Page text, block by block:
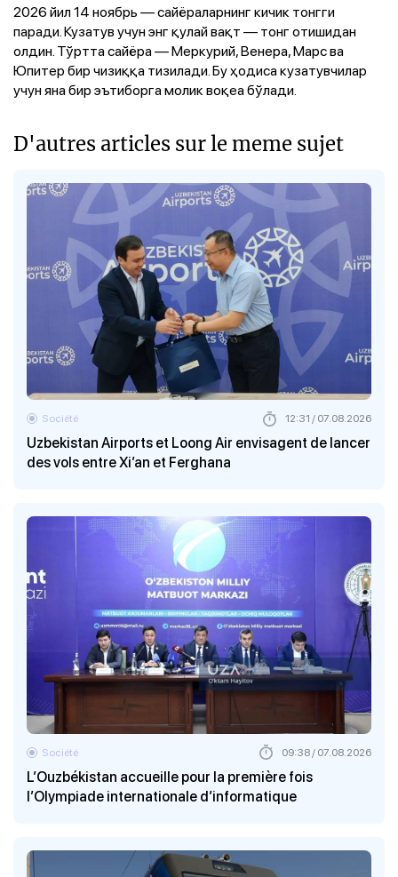
2026 йил 14 ноябрь — сайёраларнинг кичик тонгги
паради. Кузатув учун энг қулай вақт — тонг отишидан
олдин. Тўртта сайёра — Меркурий, Венера, Марс ва
Юпитер бир чизиққа тизилади. Бу ҳодиса кузатувчилар
учун яна бир эътиборга молик воқеа бўлади.
D'autres articles sur le meme sujet
Uzbekistan Airports et Loong Air envisagent de lancer
des vols entre Xi’an et Ferghana
Société 12:31 / 07.08.2026
L’Ouzbékistan accueille pour la première fois
l’Olympiade internationale d’informatique
Société 09:38 / 07.08.2026